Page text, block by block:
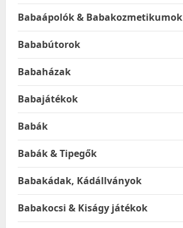
Babaápolók & Babakozmetikumok
Bababútorok
Babaházak
Babajátékok
Babák
Babák & Tipegők
Babakádak, Kádállványok
Babakocsi & Kiságy játékok